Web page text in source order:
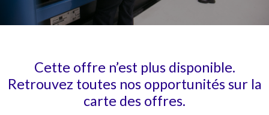
Cette offre n’est plus disponible.
Retrouvez toutes nos opportunités sur la
carte des offres.